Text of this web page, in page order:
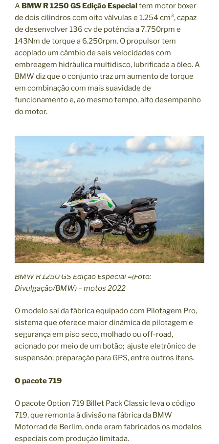
A BMW R 1250 GS Edição Especialtem motor boxer
de dois cilindros com oito válvulas e 1.254 cm³, capaz
de desenvolver 136 cv de potência a 7.750rpm e
143Nm de torque a 6.250rpm. O propulsor tem
acoplado um câmbio de seis velocidades com
embreagem hidráulica multidisco, lubrificada a óleo. A
BMW diz que o conjunto traz um aumento de torque
em combinação com mais suavidade de
funcionamento e, ao mesmo tempo, alto desempenho
do motor.
BMW R 1250 GS Edição Especial –(Foto:
Divulgação/BMW) – motos 2022
O modelo sai da fábrica equipado com Pilotagem Pro,
sistema que oferece maior dinâmica de pilotagem e
segurança em piso seco, molhado ou off-road,
acionado por meio de um botão; ajuste eletrônico de
suspensão; preparação para GPS, entre outros itens.
O pacote 719
O pacote Option 719 Billet Pack Classic leva o código
719, que remonta à divisão na fábrica da BMW
Motorrad de Berlim, onde eram fabricados os modelos
especiais com produção limitada.